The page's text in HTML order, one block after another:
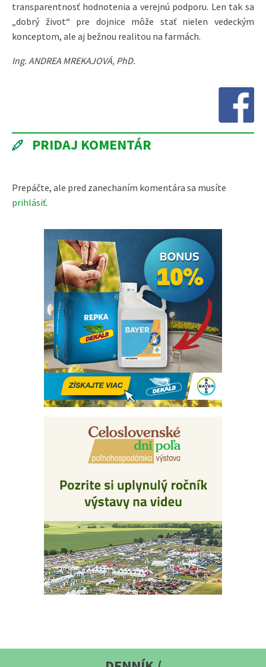
transparentnosť hodnotenia a verejnú podporu. Len tak sa
„dobrý život“ pre dojnice môže stať nielen vedeckým
konceptom, ale aj bežnou realitou na farmách.
Ing. ANDREA MREKAJOVÁ, PhD.
PRIDAJ KOMENTÁR
Prepáčte, ale pred zanechaním komentára sa musíte
prihlásiť.